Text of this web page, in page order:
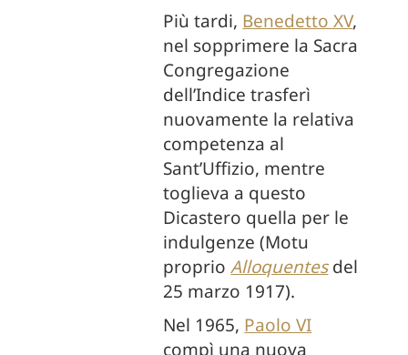
Più tardi, Benedetto XV,
nel sopprimere la Sacra
Congregazione
dell’Indice trasferì
nuovamente la relativa
competenza al
Sant’Uffizio, mentre
toglieva a questo
Dicastero quella per le
indulgenze (Motu
proprioAlloquentesdel
25 marzo 1917).
Nel 1965, Paolo VI
compì una nuova